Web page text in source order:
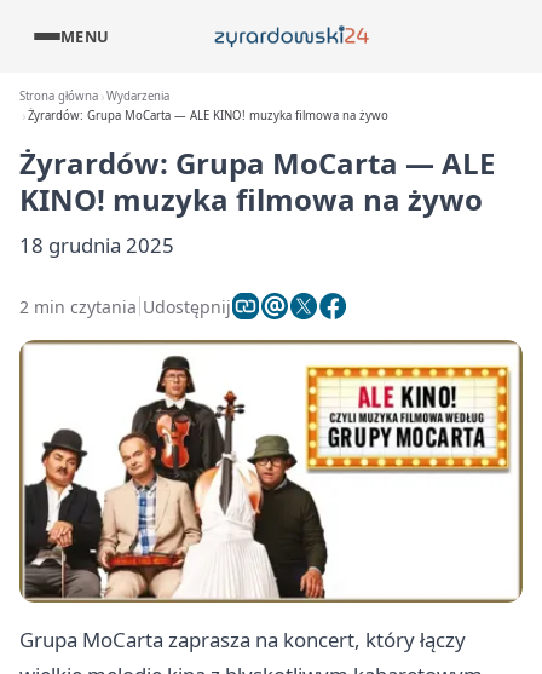
MENU
Strona główna Wydarzenia
Żyrardów: Grupa MoCarta — ALE KINO! muzyka filmowa na żywo
Żyrardów: Grupa MoCarta — ALE
KINO! muzyka filmowa na żywo
18 grudnia 2025
2 min czytania Udostępnij
Grupa MoCarta zaprasza na koncert, który łączy